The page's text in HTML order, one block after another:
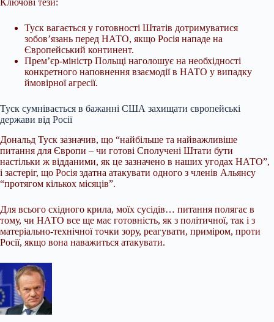
Ключові тези:
Туск вагається у готовності Штатів дотримуватися
зобов’язань перед НАТО, якщо Росія нападе на
Європейський континент.
Прем’єр-міністр Польщі наголошує на необхідності
конкретного наповнення взаємодії в НАТО у випадку
ймовірної агресії.
Туск сумнівається в бажанні США захищати європейські
держави від Росії
Дональд Туск зазначив, що “найбільше та найважливіше
питання для Європи – чи готові Сполучені Штати бути
настільки ж відданими, як це зазначено в наших угодах НАТО”,
і застеріг, що Росія здатна атакувати одного з членів Альянсу
“протягом кількох місяців”.
Для всього східного крила, моїх сусідів… питання полягає в
тому, чи НАТО все ще має готовність, як з політичної, так і з
матеріально-технічної точки зору, реагувати, приміром, проти
Росії, якщо вона наважиться атакувати.